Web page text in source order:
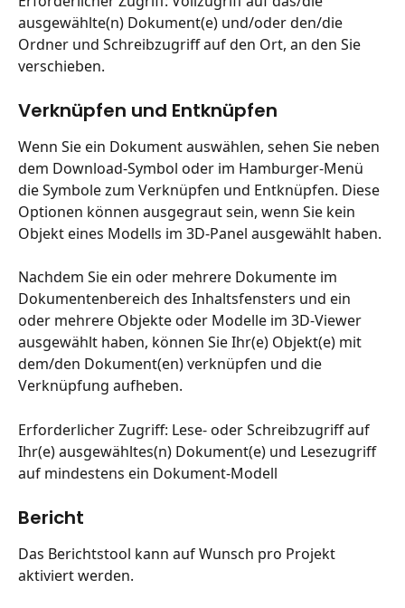
ausgewählte(n) Dokument(e) und/oder den/die
Ordner und Schreibzugriff auf den Ort, an den Sie
verschieben.
Verknüpfen und Entknüpfen
Wenn Sie ein Dokument auswählen, sehen Sie neben
dem Download-Symbol oder im Hamburger-Menü
die Symbole zum Verknüpfen und Entknüpfen. Diese
Optionen können ausgegraut sein, wenn Sie kein
Objekt eines Modells im 3D-Panel ausgewählt haben.
Nachdem Sie ein oder mehrere Dokumente im
Dokumentenbereich des Inhaltsfensters und ein
oder mehrere Objekte oder Modelle im 3D-Viewer
ausgewählt haben, können Sie Ihr(e) Objekt(e) mit
dem/den Dokument(en) verknüpfen und die
Verknüpfung aufheben.
Erforderlicher Zugriff: Lese- oder Schreibzugriff auf
Ihr(e) ausgewähltes(n) Dokument(e) und Lesezugriff
auf mindestens ein Dokument-Modell
Bericht
Das Berichtstool kann auf Wunsch pro Projekt
aktiviert werden.